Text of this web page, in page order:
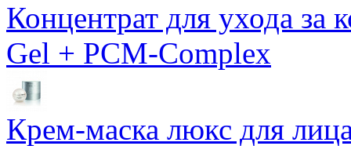
Концентрат для ухода за
Gel + PCM-Complex
Крем-маска люкс для